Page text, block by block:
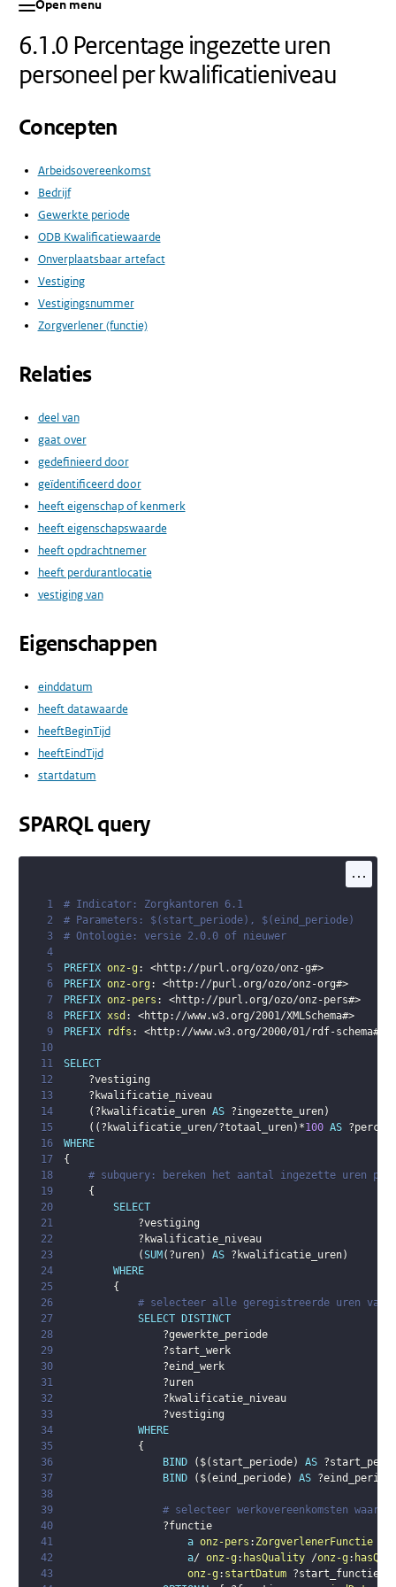
Open menu
6.1.0 Percentage ingezette uren
personeel per kwalificatieniveau
Concepten
Arbeidsovereenkomst
Bedrijf
Gewerkte periode
ODB Kwalificatiewaarde
Onverplaatsbaar artefact
Vestiging
Vestigingsnummer
Zorgverlener (functie)
Relaties
deel van
gaat over
gedefinieerd door
geïdentificeerd door
heeft eigenschap of kenmerk
heeft eigenschapswaarde
heeft opdrachtnemer
heeft perdurantlocatie
vestiging van
Eigenschappen
einddatum
heeft datawaarde
heeftBeginTijd
heeftEindTijd
startdatum
SPARQL query
...
1
# Indicator: Zorgkantoren 6.1
2
# Parameters: $(start_periode), $(eind_periode)
3
# Ontologie: versie 2.0.0 of nieuwer
4
5
PREFIX onz-g : <http://purl.org/ozo/onz-g#>
6
PREFIX onz-org : <http://purl.org/ozo/onz-org#>
7
PREFIX onz-pers : <http://purl.org/ozo/onz-pers#>
8
PREFIX xsd : <http://www.w3.org/2001/XMLSchema#>
9
PREFIX rdfs : <http://www.w3.org/2000/01/rdf-schema#
10
11
SELECT
12
?vestiging
13
?kwalificatie_niveau
14
( ?kwalificatie_uren AS ?ingezette_uren)
15
( ( ?kwalificatie_uren/?totaal_uren) *100 AS
16
WHERE
17
{
18
# subquery: bereken het aantal ingezette uren
19
{
20
SELECT
21
?vestiging
22
?kwalificatie_niveau
23
(SUM ( ?uren) AS ?kwalificatie_uren)
24
WHERE
25
{
26
# selecteer alle geregistreerde uren van
27
SELECT
DISTINCT
28
?gewerkte_periode
29
?start_werk
30
?eind_werk
31
?uren
32
?kwalificatie_niveau
33
?vestiging
34
WHERE
35
{
36
BIND ( $( start_periode) AS
37
BIND ( $(eind_periode) AS
38
39
# selecteer werkovereenkomsten
40
?functie
41
a onz-pers : ZorgverlenerFunctie
42
a/ onz-g : hasQuality /onz-g :
43
onz-g : startDatum ?start_functie